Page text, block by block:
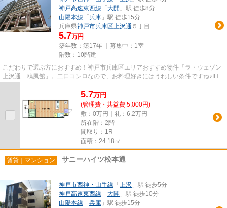
神戸高速東西線 「 大開 」駅 徒歩8分
山陽本線 「 兵庫 」駅 徒歩15分
兵庫県神戸市兵庫区上沢通 ５丁目
5.7万円
築年数：築17年 ｜募集中： 1室
階数：10階建
こだわりで選ぶ方におすすめ！神戸市兵庫区エリアおすすめ物件「ラ・ウェゾン
上沢通 鴎風館」。二口コンロなので、お料理好きにはうれしい条件ですね♪IHヒ
5.7万円
(管理費・共益費 5,000円)
敷：0万円｜礼：6.2万円
所在階：2階
間取り：1R
面積：24.18㎡
賃貸｜マンション サニーハイツ松本通
神戸市西神・山手線 「 上沢 」駅 徒歩5分
神戸高速東西線 「 大開 」駅 徒歩10分
山陽本線 「 兵庫 」駅 徒歩15分